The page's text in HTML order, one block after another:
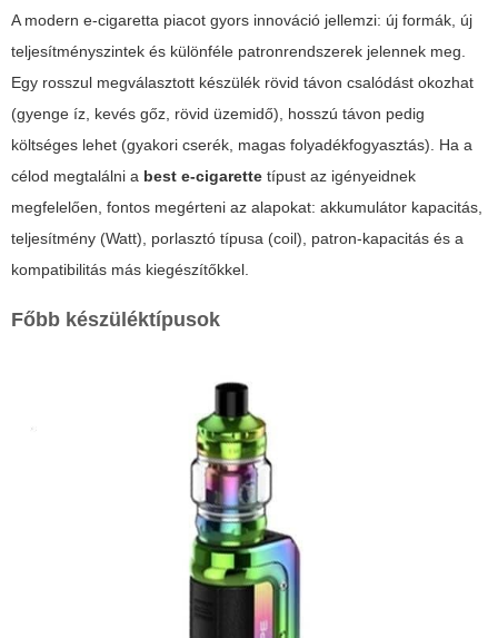
A modern e-cigaretta piacot gyors innováció jellemzi: új formák, új
teljesítményszintek és különféle patronrendszerek jelennek meg.
Egy rosszul megválasztott készülék rövid távon csalódást okozhat
(gyenge íz, kevés gőz, rövid üzemidő), hosszú távon pedig
költséges lehet (gyakori cserék, magas folyadékfogyasztás). Ha a
célod megtalálni a best e-cigarette típust az igényeidnek
megfelelően, fontos megérteni az alapokat: akkumulátor kapacitás,
teljesítmény (Watt), porlasztó típusa (coil), patron-kapacitás és a
kompatibilitás más kiegészítőkkel.
Főbb készüléktípusok